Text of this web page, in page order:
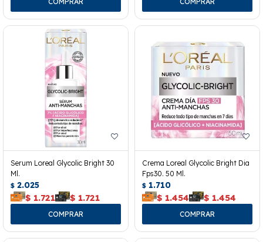
Serum Loreal Glycolic Bright 30
Ml.
$ 2.025
$ 1.721 $ 1.721
Crema Loreal Glycolic Bright Dia
Fps30. 50 Ml.
$ 1.710
$ 1.454 $ 1.454